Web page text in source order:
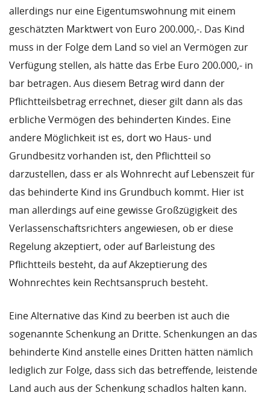
allerdings nur eine Eigentumswohnung mit einem
geschätzten Marktwert von Euro 200.000,-. Das Kind
muss in der Folge dem Land so viel an Vermögen zur
Verfügung stellen, als hätte das Erbe Euro 200.000,- in
bar betragen. Aus diesem Betrag wird dann der
Pflichtteilsbetrag errechnet, dieser gilt dann als das
erbliche Vermögen des behinderten Kindes. Eine
andere Möglichkeit ist es, dort wo Haus- und
Grundbesitz vorhanden ist, den Pflichtteil so
darzustellen, dass er als Wohnrecht auf Lebenszeit für
das behinderte Kind ins Grundbuch kommt. Hier ist
man allerdings auf eine gewisse Großzügigkeit des
Verlassenschaftsrichters angewiesen, ob er diese
Regelung akzeptiert, oder auf Barleistung des
Pflichtteils besteht, da auf Akzeptierung des
Wohnrechtes kein Rechtsanspruch besteht.
Eine Alternative das Kind zu beerben ist auch die
sogenannte Schenkung an Dritte. Schenkungen an das
behinderte Kind anstelle eines Dritten hätten nämlich
lediglich zur Folge, dass sich das betreffende, leistende
Land auch aus der Schenkung schadlos halten kann.